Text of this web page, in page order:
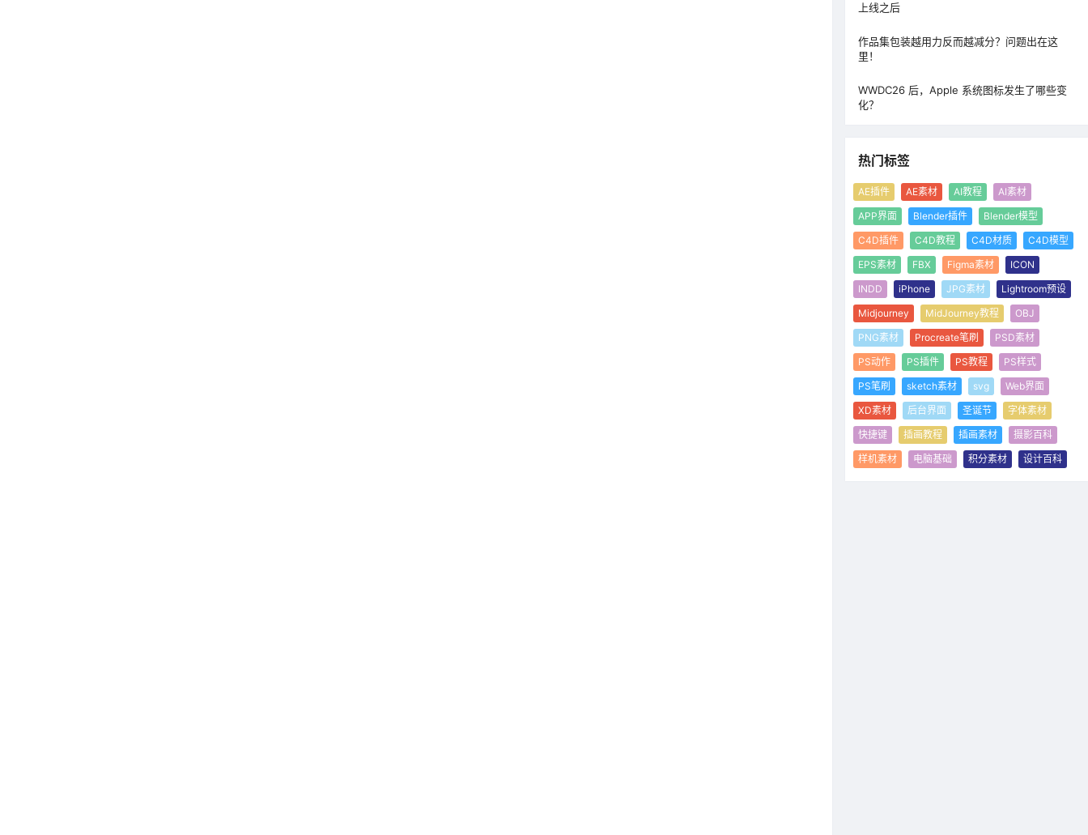
上线之后
作品集包装越用力反而越减分？问题出在这
里！
WWDC26 后，Apple 系统图标发生了哪些变
化？
热门标签
AE插件 AE素材 AI教程
AI素材
APP界面
Blender插件
Blender模型
C4D插件
C4D教程 C4D材质
C4D模型
EPS素材
FBX Figma素材
ICON
INDD
iPhone JPG素材
Lightroom预设
Midjourney
MidJourney教程
OBJ
PNG素材
Procreate笔刷
PSD素材
PS动作
PS插件 PS教程
PS样式
PS笔刷
sketch素材 svg
Web界面
XD素材
后台界面 圣诞节
字体素材
快捷键
插画教程 插画素材
摄影百科
样机素材
电脑基础 积分素材 设计百科